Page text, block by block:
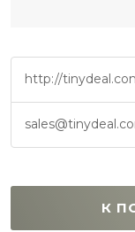
http://
К